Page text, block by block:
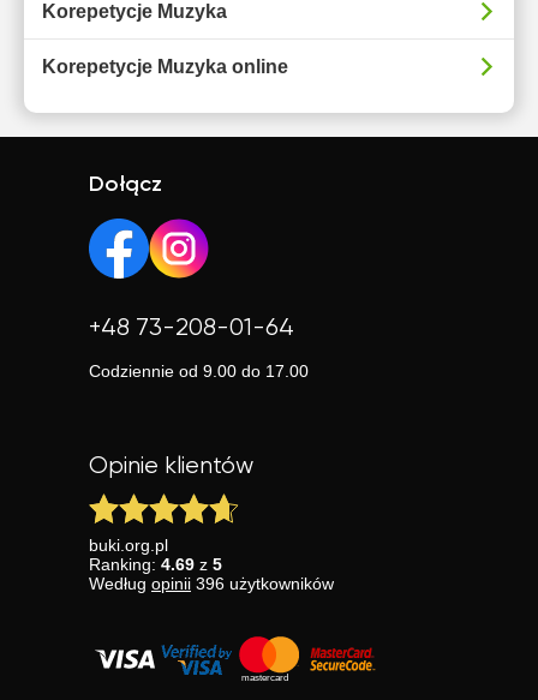
Korepetycje Muzyka
Korepetycje Muzyka online
Dołącz
+48 73-208-01-64
Codziennie od 9.00 do 17.00
Opinie klientów
buki.org.pl
Ranking: 4.69 z 5
Według opinii 396 użytkowników